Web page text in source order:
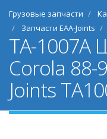
Грузовые запчасти
Запчасти EAA-Joints
TA-1007A
Corola 88-
Joints